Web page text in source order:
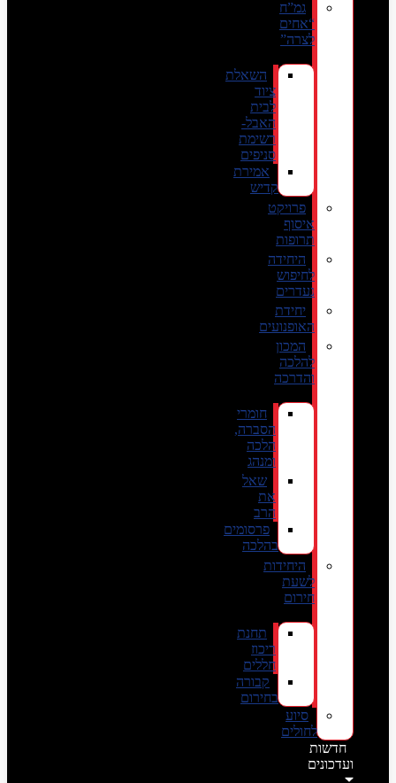
גמ”ח
“אחים
לצרה”
השאלת
ציוד
לבית
האבל-
רשימת
סניפים
אמירת
קדיש
פרויקט
איסוף
תרופות
היחידה
לחיפוש
נעדרים
יחידת
האופנועים
המכון
להלכה
והדרכה
חומרי
הסברה,
הלכה
ומנהג
שאל
את
הרב
פרסומים
בהלכה
היחידות
לשעת
חירום
תחנת
ריכוז
חללים
קבורה
בחירום
סיוע
לחולים
חדשות
ועדכונים